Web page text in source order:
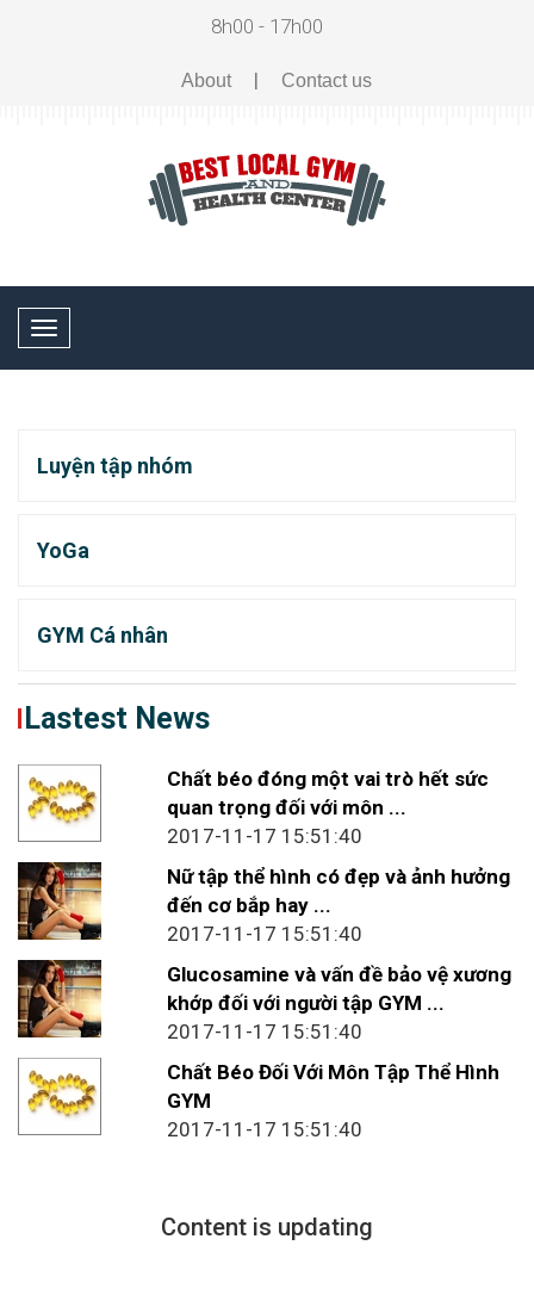
8h00 - 17h00
About | Contact us
Toggle
Luyện tập nhóm
YoGa
GYM Cá nhân
Lastest News
Chất béo đóng một vai trò hết sức
quan trọng đối với môn ...
2017-11-17 15:51:40
Nữ tập thể hình có đẹp và ảnh hưởng
đến cơ bắp hay ...
2017-11-17 15:51:40
Glucosamine và vấn đề bảo vệ xương
khớp đối với người tập GYM ...
2017-11-17 15:51:40
Chất Béo Đối Với Môn Tập Thể Hình
GYM
2017-11-17 15:51:40
Content is updating